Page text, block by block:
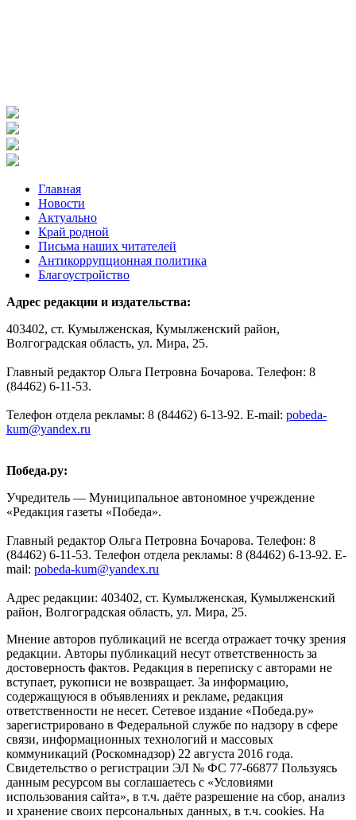
Главная
Новости
Актуально
Край родной
Письма наших читателей
Антикоррупционная политика
Благоустройство
Адрес редакции и издательства:
403402, ст. Кумылженская, Кумылженский район,
Волгоградская область, ул. Мира, 25.
Главный редактор Ольга Петровна Бочарова. Телефон: 8
(84462) 6-11-53.
Телефон отдела рекламы: 8 (84462) 6-13-92. E-mail: pobeda-
kum@yandex.ru
Победа.ру:
Учредитель — Муниципальное автономное учреждение
«Редакция газеты «Победа».
Главный редактор Ольга Петровна Бочарова. Телефон: 8
(84462) 6-11-53. Телефон отдела рекламы: 8 (84462) 6-13-92. E-
mail: pobeda-kum@yandex.ru
Адрес редакции: 403402, ст. Кумылженская, Кумылженский
район, Волгоградская область, ул. Мира, 25.
Мнение авторов публикаций не всегда отражает точку зрения
редакции. Авторы публикаций несут ответственность за
достоверность фактов. Редакция в переписку с авторами не
вступает, рукописи не возвращает. За информацию,
содержащуюся в объявлениях и рекламе, редакция
ответственности не несет. Сетевое издание «Победа.ру»
зарегистрировано в Федеральной службе по надзору в сфере
связи, информационных технологий и массовых
коммуникаций (Роскомнадзор) 22 августа 2016 года.
Свидетельство о регистрации ЭЛ № ФС 77-66877 Пользуясь
данным ресурсом вы соглашаетесь с «Условиями
использования сайта», в т.ч. даёте разрешение на сбор, анализ
и хранение своих персональных данных, в т.ч. cookies. На